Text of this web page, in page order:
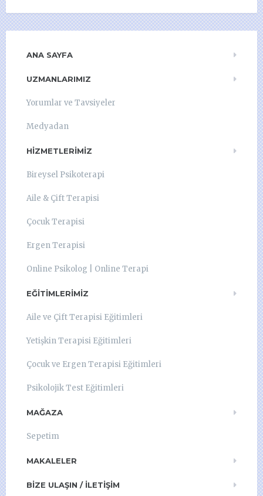
ANA SAYFA
UZMANLARIMIZ
Yorumlar ve Tavsiyeler
Medyadan
HIZMETLERIMIZ
Bireysel Psikoterapi
Aile & Çift Terapisi
Çocuk Terapisi
Ergen Terapisi
Online Psikolog | Online Terapi
EĞITIMLERIMIZ
Aile ve Çift Terapisi Eğitimleri
Yetişkin Terapisi Eğitimleri
Çocuk ve Ergen Terapisi Eğitimleri
Psikolojik Test Eğitimleri
MAĞAZA
Sepetim
MAKALELER
BIZE ULAŞIN / İLETIŞIM